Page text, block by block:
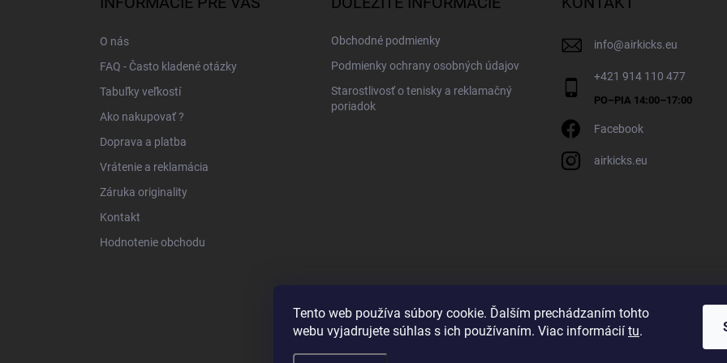
Tento web používa súbory cookie. Ďalším prechádzaním tohto
webu vyjadrujete súhlas s ich používaním. Viac informácií tu.
O nás
FAQ - Často kladené otázky
Tabuľky veľkostí
Ako nakupovať ?
Doprava a platba
Vrátenie a reklamácia
Záruka originality
Kontakt
Hodnotenie obchodu
Obchodné podmienky
Podmienky ochrany osobných údajov
Starostlivosť o tenisky a reklamačný
poriadok
info@airkicks.eu
+421 914 110 477
Facebook
airkicks.eu